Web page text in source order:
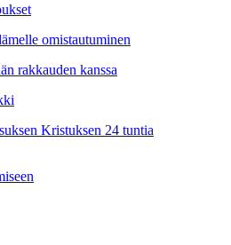
omistautuminen
rakkauden kanssa
Kristuksen 24 tuntia